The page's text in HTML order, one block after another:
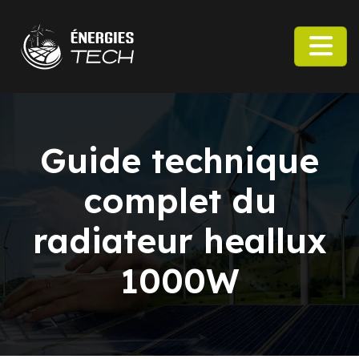
Guide technique
complet du
radiateur heallux
1000W